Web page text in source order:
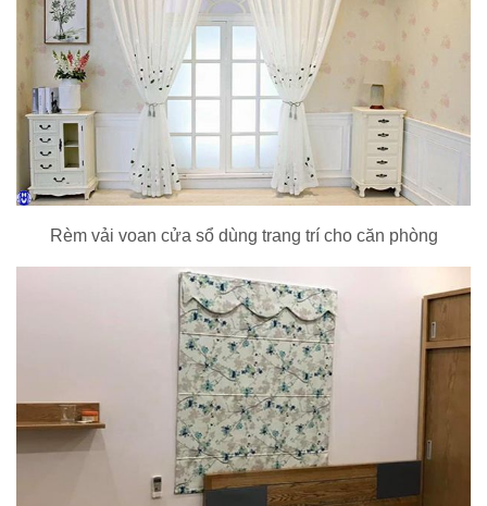
Rèm vải voan cửa sổ dùng trang trí cho căn phòng